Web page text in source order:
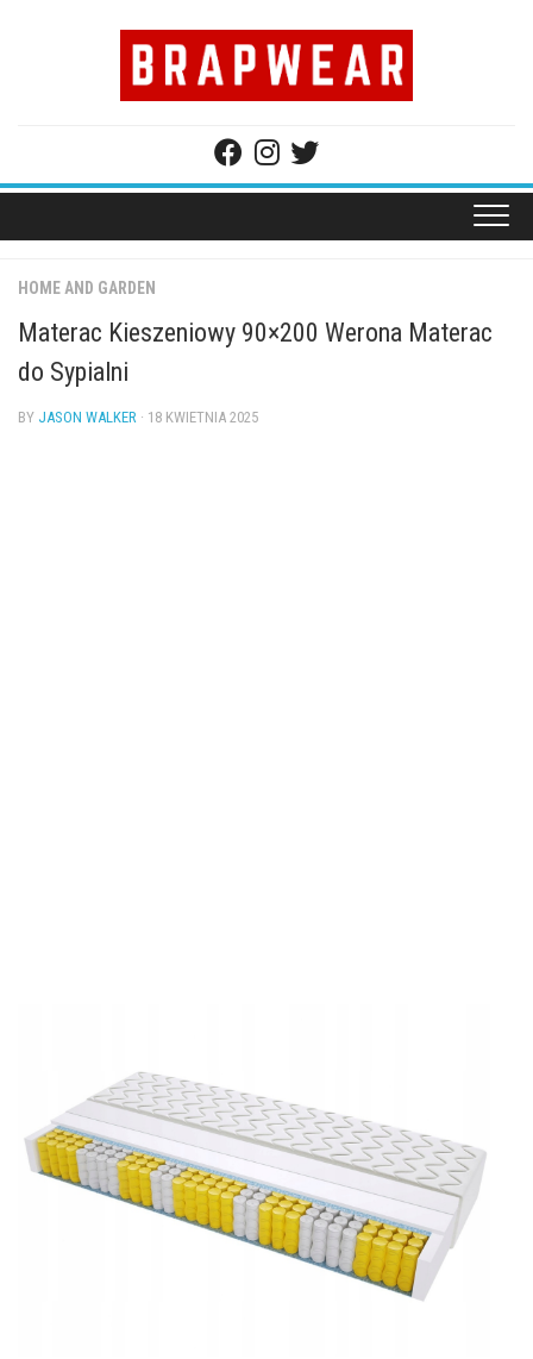
HOME AND GARDEN
Materac Kieszeniowy 90×200 Werona Materac
do Sypialni
BY JASON WALKER · 18 KWIETNIA 2025